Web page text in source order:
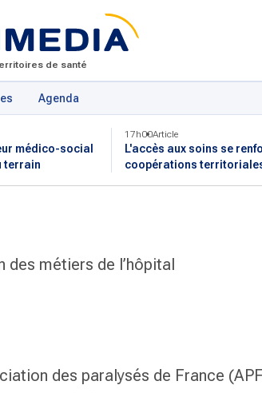
de santé
Agenda
médico-social
terrain
17h00Article
L'accès aux soins se
coopérations
des métiers de l’hôpital
des paralysés de France